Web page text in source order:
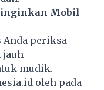
Mobil
Anda periksa
jauh
mudik.
oleh pada